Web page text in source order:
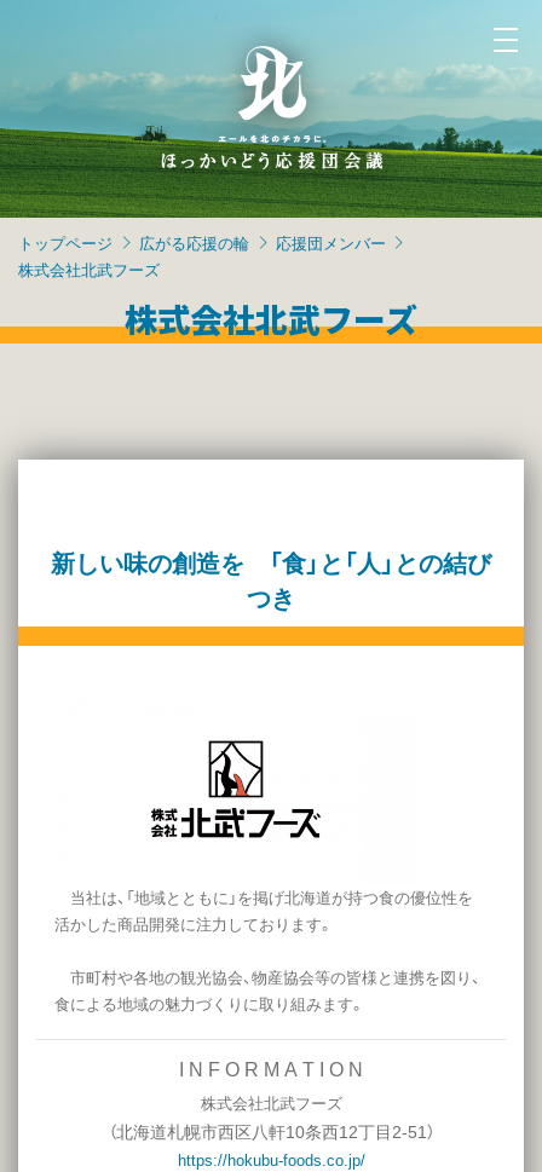
トップページ 広がる応援の輪
応援団メンバー
株式会社北武フーズ
株式会社北武フーズ
新しい味の創造を 「食」と「人」との結び
つき
当社は、「地域とともに」を掲げ北海道が持つ食の優位性を
活かした商品開発に注力しております。
市町村や各地の観光協会、物産協会等の皆様と連携を図り、
食による地域の魅力づくりに取り組みます。
I N F O R M A T I O N
株式会社北武フーズ
（北海道札幌市西区八軒10条西12丁目2-51）
https://hokubu-foods.co.jp/